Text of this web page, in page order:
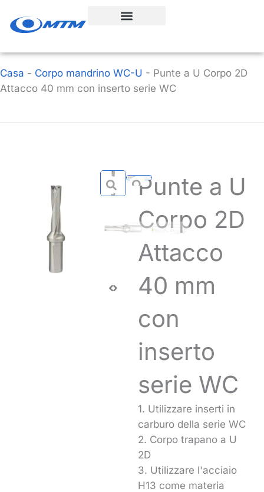
Casa - Corpo mandrino WC-U - Punte a U Corpo 2D
Attacco 40 mm con inserto serie WC
Punte a U
Corpo 2D
Attacco
40 mm
con
inserto
serie WC
1. Utilizzare inserti in
carburo della serie WC
2. Corpo trapano a U
2D
3. Utilizzare l'acciaio
H13 come materia